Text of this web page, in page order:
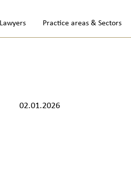
Lawyers Practice areas & Sectors
02.01.2026